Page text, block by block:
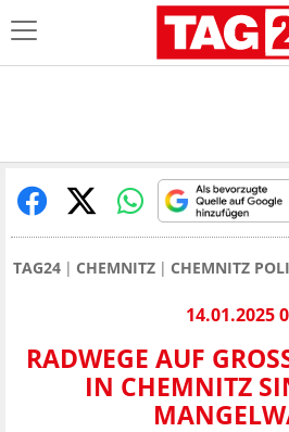
TAG24 CHEMNITZ CHEMNITZ
14.01.2025
RADWEGE AUF
CHEMNITZ SIND